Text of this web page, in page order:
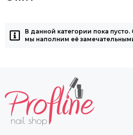
В данной категории пока
мы наполним её